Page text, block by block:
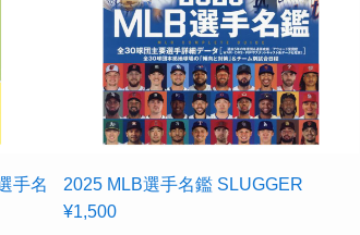
手名
2025 MLB選手名鑑 SLUGGER
¥1,500